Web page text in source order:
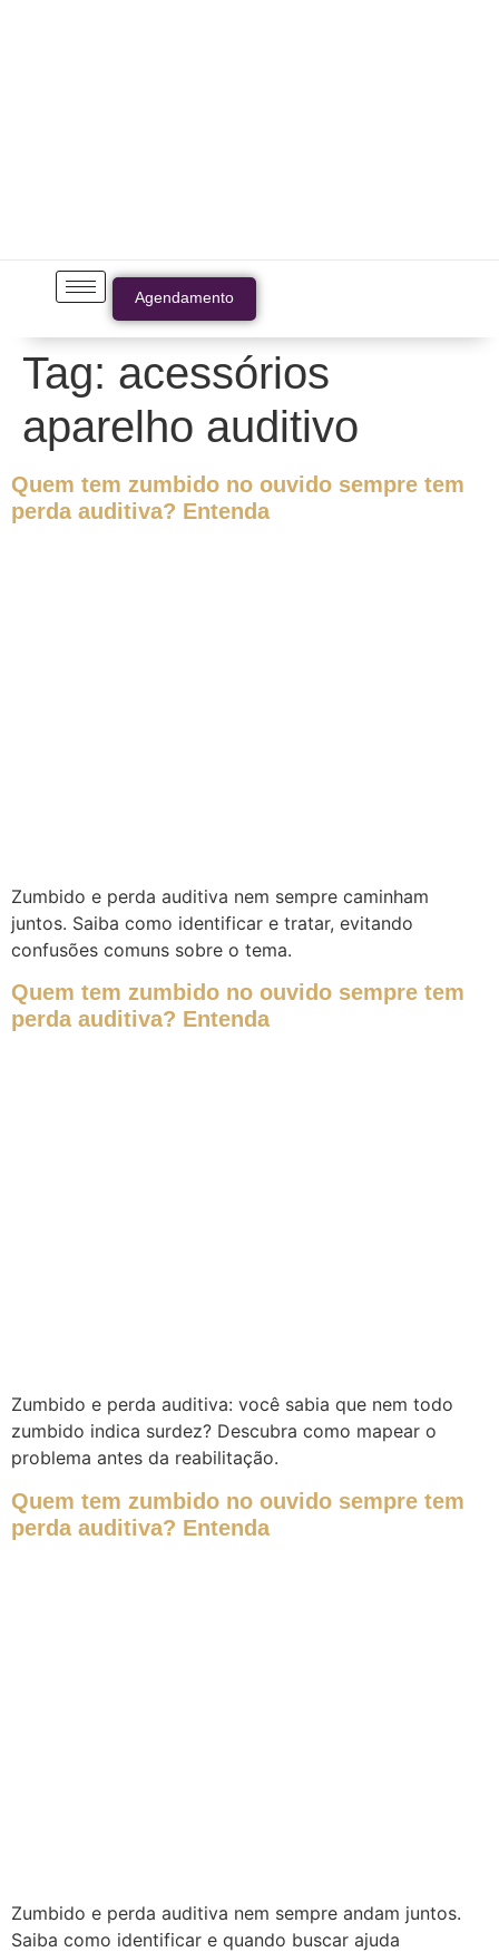
Agendamento
Tag: acessórios
aparelho auditivo
Quem tem zumbido no ouvido sempre tem
perda auditiva? Entenda
Zumbido e perda auditiva nem sempre caminham
juntos. Saiba como identificar e tratar, evitando
confusões comuns sobre o tema.
Quem tem zumbido no ouvido sempre tem
perda auditiva? Entenda
Zumbido e perda auditiva: você sabia que nem todo
zumbido indica surdez? Descubra como mapear o
problema antes da reabilitação.
Quem tem zumbido no ouvido sempre tem
perda auditiva? Entenda
Zumbido e perda auditiva nem sempre andam juntos.
Saiba como identificar e quando buscar ajuda